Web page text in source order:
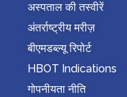
अस्पताल की तस्वीरें
अंतर्राष्ट्रीय मरीज़
बीएमडब्ल्यू रिपोर्ट
HBOT Indications
गोपनीयता नीति